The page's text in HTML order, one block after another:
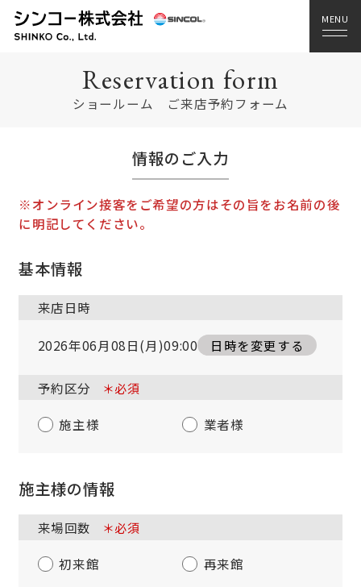
Reservation form
ショールーム ご来店予約フォーム
情報のご入力
※オンライン接客をご希望の方はその旨をお名前の後
に明記してください。
基本情報
来店日時
2026年06月08日(月)09:00 日時を変更する
予約区分 ＊必須
施主様 業者様
施主様の情報
来場回数 ＊必須
初来館 再来館